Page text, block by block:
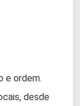
e ordem.
desde